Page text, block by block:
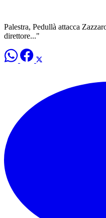
Palestra, Pedullà attacca
direttore..."